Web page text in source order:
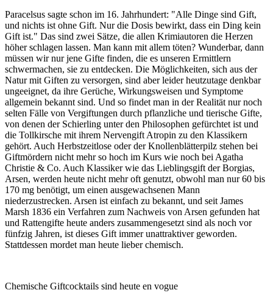
Paracelsus sagte schon im 16. Jahrhundert: "Alle Dinge sind Gift,
und nichts ist ohne Gift. Nur die Dosis bewirkt, dass ein Ding kein
Gift ist." Das sind zwei Sätze, die allen Krimiautoren die Herzen
höher schlagen lassen. Man kann mit allem töten? Wunderbar, dann
müssen wir nur jene Gifte finden, die es unseren Ermittlern
schwermachen, sie zu entdecken. Die Möglichkeiten, sich aus der
Natur mit Giften zu versorgen, sind aber leider heutzutage denkbar
ungeeignet, da ihre Gerüche, Wirkungsweisen und Symptome
allgemein bekannt sind. Und so findet man in der Realität nur noch
selten Fälle von Vergiftungen durch pflanzliche und tierische Gifte,
von denen der Schierling unter den Philosophen gefürchtet ist und
die Tollkirsche mit ihrem Nervengift Atropin zu den Klassikern
gehört. Auch Herbstzeitlose oder der Knollenblätterpilz stehen bei
Giftmördern nicht mehr so hoch im Kurs wie noch bei Agatha
Christie & Co. Auch Klassiker wie das Lieblingsgift der Borgias,
Arsen, werden heute nicht mehr oft genutzt, obwohl man nur 60 bis
170 mg benötigt, um einen ausgewachsenen Mann
niederzustrecken. Arsen ist einfach zu bekannt, und seit James
Marsh 1836 ein Verfahren zum Nachweis von Arsen gefunden hat
und Rattengifte heute anders zusammengesetzt sind als noch vor
fünfzig Jahren, ist dieses Gift immer unattraktiver geworden.
Stattdessen mordet man heute lieber chemisch.
Chemische Giftcocktails sind heute en vogue